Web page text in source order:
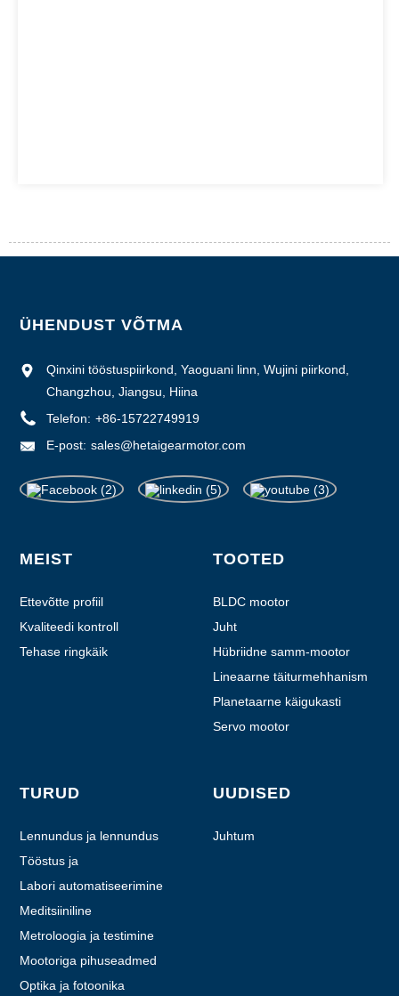
ÜHENDUST VÕTMA
Qinxini tööstuspiirkond, Yaoguani linn, Wujini piirkond,
Changzhou, Jiangsu, Hiina
Telefon: +86-15722749919
E-post: sales@hetaigearmotor.com
MEIST
Ettevõtte profiil
Kvaliteedi kontroll
Tehase ringkäik
TOOTED
BLDC mootor
Juht
Hübriidne samm-mootor
Lineaarne täiturmehhanism
Planetaarne käigukasti
mootor
Servo mootor
TURUD
Lennundus ja lennundus
Tööstus ja
automatiseerimine
Labori automatiseerimine
Meditsiiniline
Metroloogia ja testimine
Mootoriga pihuseadmed
Optika ja fotoonika
UUDISED
Juhtum